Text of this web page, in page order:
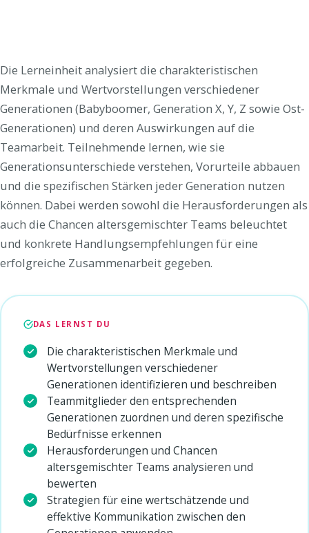
Die Lerneinheit analysiert die charakteristischen
Merkmale und Wertvorstellungen verschiedener
Generationen (Babyboomer, Generation X, Y, Z sowie Ost-
Generationen) und deren Auswirkungen auf die
Teamarbeit. Teilnehmende lernen, wie sie
Generationsunterschiede verstehen, Vorurteile abbauen
und die spezifischen Stärken jeder Generation nutzen
können. Dabei werden sowohl die Herausforderungen als
auch die Chancen altersgemischter Teams beleuchtet
und konkrete Handlungsempfehlungen für eine
erfolgreiche Zusammenarbeit gegeben.
DAS LERNST DU
Die charakteristischen Merkmale und
Wertvorstellungen verschiedener
Generationen identifizieren und beschreiben
Teammitglieder den entsprechenden
Generationen zuordnen und deren spezifische
Bedürfnisse erkennen
Herausforderungen und Chancen
altersgemischter Teams analysieren und
bewerten
Strategien für eine wertschätzende und
effektive Kommunikation zwischen den